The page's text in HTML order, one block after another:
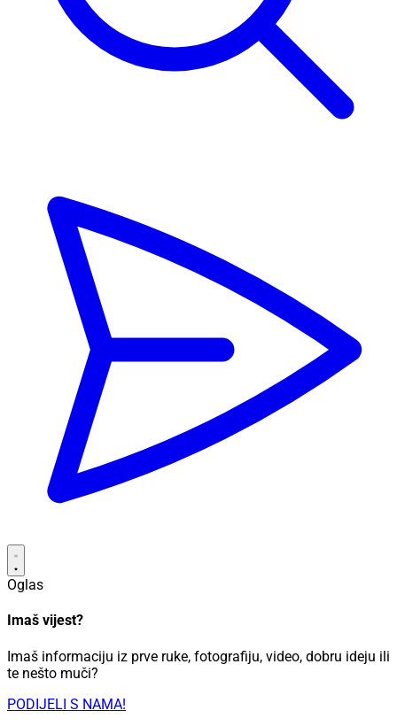
Oglas
Imaš vijest?
Imaš informaciju iz prve ruke, fotografiju, video, dobru ideju ili
te nešto muči?
PODIJELI S NAMA!